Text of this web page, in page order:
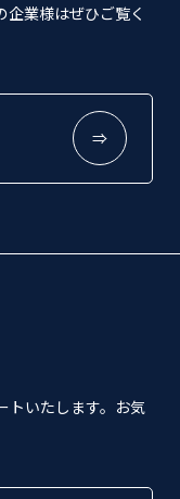
企業様はぜひご覧く
⇒
トいたします。お気